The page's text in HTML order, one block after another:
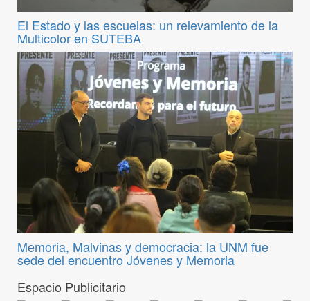
El Estado y las escuelas: un relevamiento de la
Multicolor en SUTEBA
Memoria, Malvinas y democracia: la UNM fue
sede del encuentro Jóvenes y Memoria
Espacio Publicitario